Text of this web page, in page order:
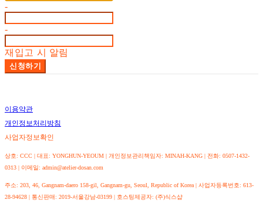
-
-
재입고 시 알림
신청하기
이용약관
개인정보처리방침
사업자정보확인
상호: CCC | 대표: YONGHUN-YEOUM | 개인정보관리책임자: MINAH-KANG | 전화: 0507-1432-
0313 | 이메일: admin@atelier-dosan.com
주소: 203, 46, Gangnam-daero 158-gil, Gangnam-gu, Seoul, Republic of Korea | 사업자등록번호: 613-
28-94628 | 통신판매: 2019-서울강남-03199 | 호스팅제공자: (주)식스샵